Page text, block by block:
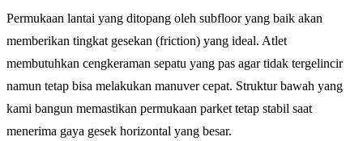
Permukaan lantai yang ditopang oleh subfloor yang baik akan
memberikan tingkat gesekan (friction) yang ideal. Atlet
membutuhkan cengkeraman sepatu yang pas agar tidak tergelincir
namun tetap bisa melakukan manuver cepat. Struktur bawah yang
kami bangun memastikan permukaan parket tetap stabil saat
menerima gaya gesek horizontal yang besar.